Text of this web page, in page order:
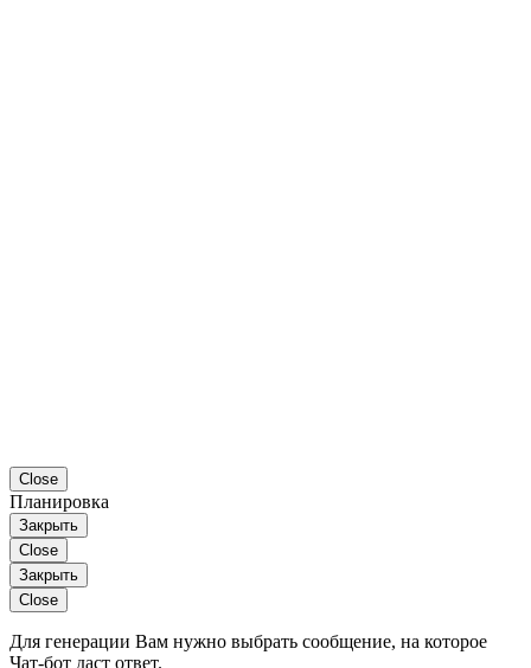
Close
Планировка
Закрыть
Close
Закрыть
Close
Для генерации Вам нужно выбрать сообщение, на которое
Чат-бот даст ответ.